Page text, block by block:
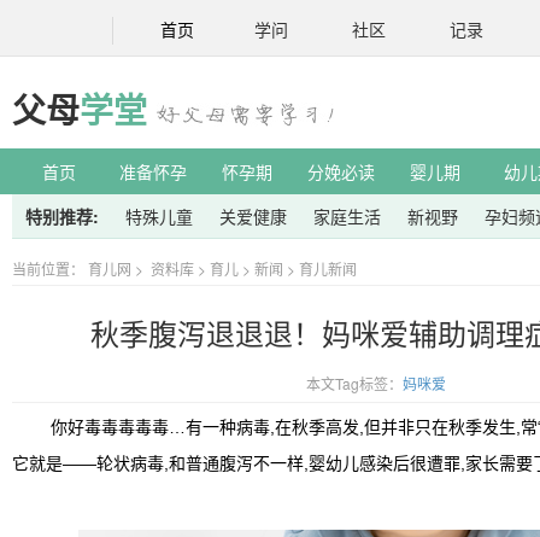
首页 学问 社区 记录
父母学堂
首页 准备怀孕 怀孕期 分娩必读 婴儿期
幼
特别推荐:
特殊儿童 关爱健康 家庭生活 新视野 孕妇频
当前位置： 育儿网 > 资料库 > 育儿 > 新闻 > 育儿新闻
秋季腹泻退退退！妈咪爱辅助调理
本文Tag标签： 妈咪爱
你好毒毒毒毒毒…有一种病毒,在秋季高发,但并非只在秋季发生,常
它就是——轮状病毒,和普通腹泻不一样,婴幼儿感染后很遭罪,家长需要